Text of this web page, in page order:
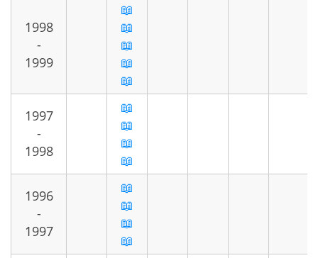
1998
-
1999
📖
📖
📖
📖
📖
1997
-
1998
📖
📖
📖
📖
1996
-
1997
📖
📖
📖
📖